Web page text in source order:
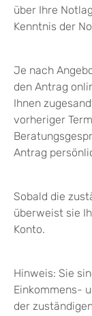
über Ihre
Kenntnis der
Je nach
den Antrag
Ihnen
vorheriger
Antrag
Sobald die
überweist sie
Konto.
Hinweis: Sie
Einkommens-
der